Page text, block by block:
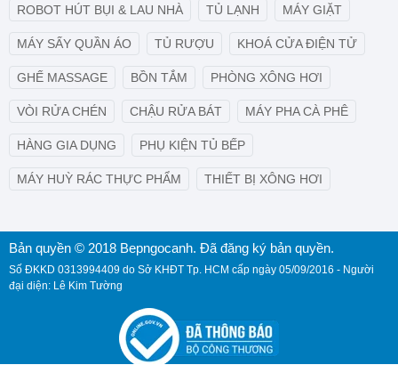
ROBOT HÚT BỤI & LAU NHÀ TỦ LẠNH MÁY GIẶT
MÁY SẤY QUẦN ÁO TỦ RƯỢU KHOÁ CỬA ĐIỆN TỬ
GHẾ MASSAGE BỒN TẮM PHÒNG XÔNG HƠI
VÒI RỬA CHÉN CHẬU RỬA BÁT MÁY PHA CÀ PHÊ
HÀNG GIA DỤNG PHỤ KIỆN TỦ BẾP
MÁY HUỲ RÁC THỰC PHẨM THIẾT BỊ XÔNG HƠI
Bản quyền © 2018 Bepngocanh. Đã đăng ký bản quyền.
Số ĐKKD 0313994409 do Sở KHĐT Tp. HCM cấp ngày 05/09/2016 - Người
đại diện: Lê Kim Tường